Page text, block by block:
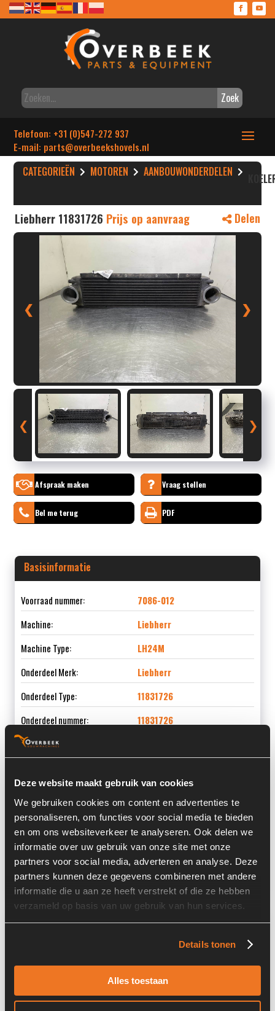
Deze website maakt gebruik van cookies
We gebruiken cookies om content en advertenties te
personaliseren, om functies voor social media te bieden
en om ons websiteverkeer te analyseren. Ook delen we
informatie over uw gebruik van onze site met onze
partners voor social media, adverteren en analyse. Deze
partners kunnen deze gegevens combineren met andere
informatie die u aan ze heeft verstrekt of die ze hebben
verzameld op basis van uw gebruik van hun services.
Details tonen
Alles toestaan
Zoek
Telefoon: +31 (0)547-272 937
E-mail: parts@overbeekshovels.nl
CATEGORIEËN MOTOREN AANBOUWONDERDELEN
Liebherr 11831726 Prijs op aanvraag Delen
❮ ❯
❮ ❯
Afspraak maken Vraag stellen
Bel me terug PDF
Basisinformatie
Voorraad nummer:
7086-012
Machine:
Liebherr
Machine Type:
LH24M
Onderdeel Merk:
Liebherr
Onderdeel Type:
11831726
Onderdeel nummer:
11831726
Informatie
Locatie:
4C7M
Past op de volgende machines:
Liebherr LH 24 M
Land:
Nederland
S/N: -